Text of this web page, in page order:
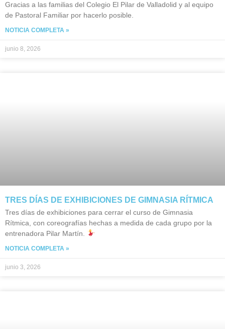
Gracias a las familias del Colegio El Pilar de Valladolid y al equipo
de Pastoral Familiar por hacerlo posible.
NOTICIA COMPLETA »
junio 8, 2026
TRES DÍAS DE EXHIBICIONES DE GIMNASIA RÍTMICA
Tres días de exhibiciones para cerrar el curso de Gimnasia
Rítmica, con coreografías hechas a medida de cada grupo por la
entrenadora Pilar Martín.
NOTICIA COMPLETA »
junio 3, 2026